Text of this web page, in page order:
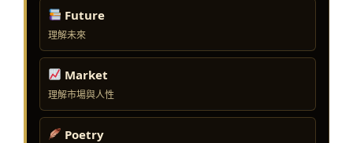
Future
理解未來
Market
理解市場與人性
Poetry